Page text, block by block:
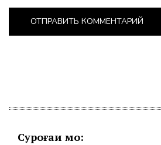
Суроғаи мо: